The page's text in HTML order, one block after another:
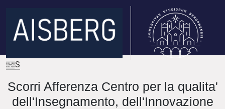
IRIS
Scorri Afferenza Centro per la qualita'
dell'Insegnamento, dell'Innovazione